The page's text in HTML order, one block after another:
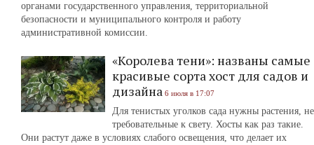
органами государственного управления, территориальной
безопасности и муниципального контроля и работу
административной комиссии.
«Королева тени»: названы самые
красивые сорта хост для садов и
дизайна 6 июля в 17:07
Для тенистых уголков сада нужны растения, не
требовательные к свету. Хосты как раз такие.
Они растут даже в условиях слабого освещения, что делает их